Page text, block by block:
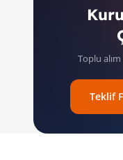
Toplu
Teklif